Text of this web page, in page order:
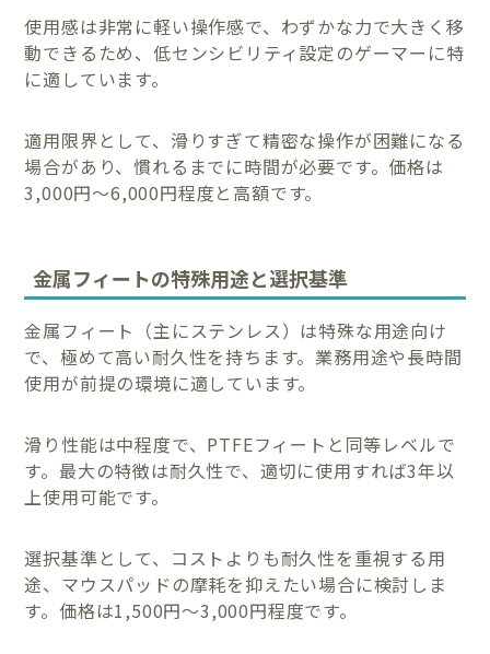
使用感は非常に軽い操作感で、わずかな力で大きく移
動できるため、低センシビリティ設定のゲーマーに特
に適しています。
適用限界として、滑りすぎて精密な操作が困難になる
場合があり、慣れるまでに時間が必要です。価格は
3,000円〜6,000円程度と高額です。
金属フィートの特殊用途と選択基準
金属フィート（主にステンレス）は特殊な用途向け
で、極めて高い耐久性を持ちます。業務用途や長時間
使用が前提の環境に適しています。
滑り性能は中程度で、PTFEフィートと同等レベルで
す。最大の特徴は耐久性で、適切に使用すれば3年以
上使用可能です。
選択基準として、コストよりも耐久性を重視する用
途、マウスパッドの摩耗を抑えたい場合に検討しま
す。価格は1,500円〜3,000円程度です。